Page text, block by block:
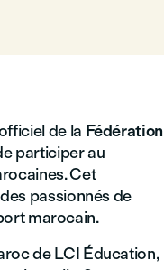
de la Fédération
participer au
Cet
passionnés de
marocain.
de LCI Éducation,